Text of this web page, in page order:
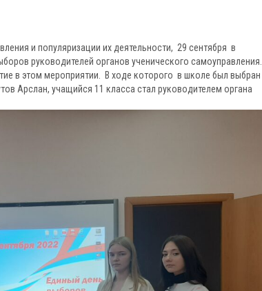
и популяризации их деятельности, 29 сентября в
руководителей органов ученического самоуправления.
в этом мероприятии. В ходе которого в школе был выбран
Арслан, учащийся 11 класса стал руководителем органа